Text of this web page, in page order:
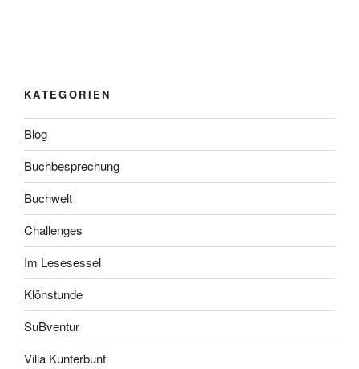
KATEGORIEN
Blog
Buchbesprechung
Buchwelt
Challenges
Im Lesesessel
Klönstunde
SuBventur
Villa Kunterbunt